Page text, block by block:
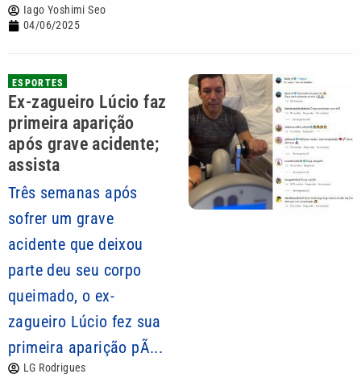
Iago Yoshimi Seo
04/06/2025
ESPORTES
Ex-zagueiro Lúcio faz
primeira aparição
após grave acidente;
assista
Três semanas após
sofrer um grave
acidente que deixou
parte deu seu corpo
queimado, o ex-
zagueiro Lúcio fez sua
primeira aparição pÃ...
LG Rodrigues